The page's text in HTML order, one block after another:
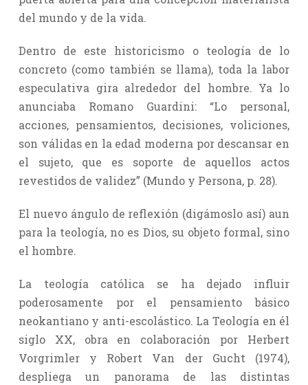
del mundo y de la vida.
Dentro de este historicismo o teología de lo
concreto (como también se llama), toda la labor
especulativa gira alrededor del hombre. Ya lo
anunciaba Romano Guardini: “Lo personal,
acciones, pensamientos, decisiones, voliciones,
son válidas en la edad moderna por descansar en
el sujeto, que es soporte de aquellos actos
revestidos de validez” (Mundo y Persona, p. 28).
El nuevo ángulo de reflexión (digámoslo así) aun
para la teología, no es Dios, su objeto formal, sino
el hombre.
La teología católica se ha dejado influir
poderosamente por el pensamiento básico
neokantiano y anti-escolástico. La Teología en él
siglo XX, obra en colaboración por Herbert
Vorgrimler y Robert Van der Gucht (1974),
despliega un panorama de las distintas